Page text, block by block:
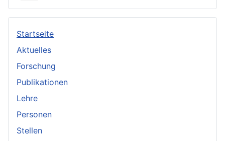
Startseite
Aktuelles
Forschung
Publikationen
Lehre
Personen
Stellen